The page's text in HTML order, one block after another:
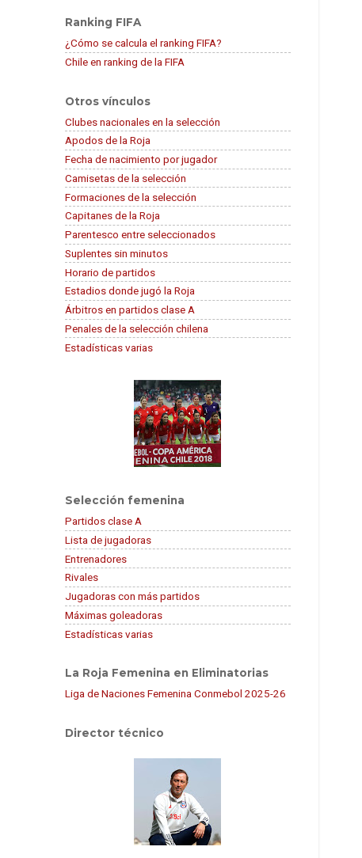
Ranking FIFA
¿Cómo se calcula el ranking FIFA?
Chile en ranking de la FIFA
Otros vínculos
Clubes nacionales en la selección
Apodos de la Roja
Fecha de nacimiento por jugador
Camisetas de la selección
Formaciones de la selección
Capitanes de la Roja
Parentesco entre seleccionados
Suplentes sin minutos
Horario de partidos
Estadios donde jugó la Roja
Árbitros en partidos clase A
Penales de la selección chilena
Estadísticas varias
Selección femenina
Partidos clase A
Lista de jugadoras
Entrenadores
Rivales
Jugadoras con más partidos
Máximas goleadoras
Estadísticas varias
La Roja Femenina en Eliminatorias
Liga de Naciones Femenina Conmebol 2025-26
Director técnico